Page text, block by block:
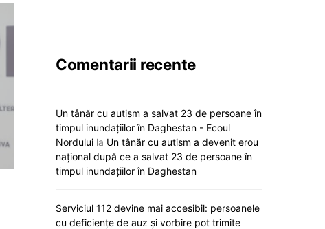
Comentarii recente
Un tânăr cu autism a salvat 23 de persoane în
timpul inundațiilor în Daghestan - Ecoul
Nordului la Un tânăr cu autism a devenit erou
național după ce a salvat 23 de persoane în
timpul inundațiilor în Daghestan
Serviciul 112 devine mai accesibil: persoanele
cu deficiențe de auz și vorbire pot trimite